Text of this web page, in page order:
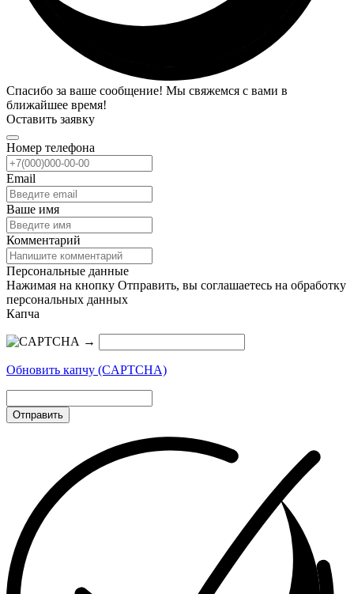
Спасибо за ваше сообщение! Мы свяжемся с вами в
ближайшее время!
Оставить заявку
Номер телефона
Email
Ваше имя
Комментарий
Персональные данные
Нажимая на кнопку Отправить, вы соглашаетесь на обработку
персональных данных
Капча
→
Обновить капчу (CAPTCHA)
Отправить